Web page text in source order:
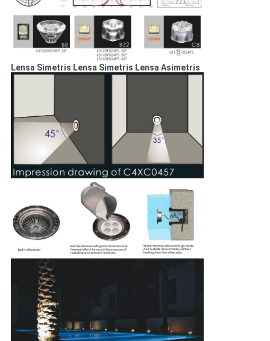
Lensa Simetris Lensa Simetris Lensa Asimetris